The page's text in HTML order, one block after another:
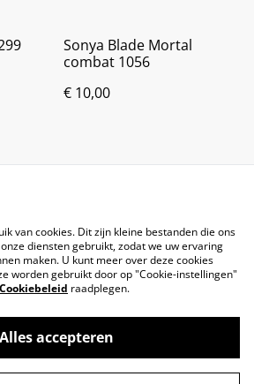
Sonya Blade Mortal
combat 1056
€ 10,00
van cookies. Dit zijn kleine bestanden die ons
diensten gebruikt, zodat we uw ervaring
maken. U kunt meer over deze cookies
worden gebruikt door op "Cookie-instellingen"
Cookiebeleid raadplegen.
Alles accepteren